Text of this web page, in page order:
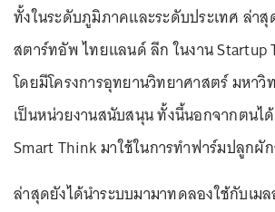
ทั้งในระดับภูมิภาคและระดับประเทศ ล่าสุ
สตาร์ทอัพ ไทยแลนด์ ลีก ในงาน Startup
โดยมีโครงการอุทยานวิทยาศาสตร์ มหา
เป็นหน่วยงานสนับสนุน ทั้งนี้นอกจากตนไ
Smart Think มาใช้ในการทำฟาร์มปลูกผั
ล่าสุดยังได้นำระบบมามาทดลองใช้กับเ